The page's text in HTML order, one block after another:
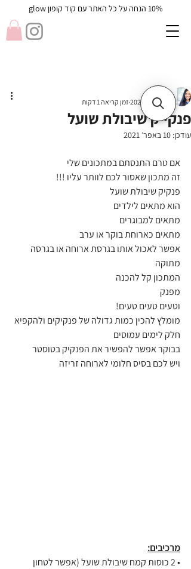
10% הנחה על כל האתר עם קוד קופון glow
פנקייק שיבולת שועל
Lilach
28 בינו׳ 2021
זמן קריאה 1 דקות
עודכן: 10 באפר׳ 2021
אם טרם התנסתם במתכונים שלי
זה מתכון שאסור לכם לוותר עליו !!!
פנקיק שיבולת שועל
הוא מתאים לילדים
מתאים למבוגרים
מתאים כארוחת בוקר או ערב
אפשר לאכול אותו בגרסת ארוחה או בגרסה
מתוקה
המתכון קל להכנה
מפנק
וטעים טעים טעים!
מומלץ להכין כמות גדולה של פנקיקים ולהקפיא
חלק לימים עמוסים
בבוקר אפשר להפשיר את הפנקיק בטוסטר
ויש לכם בסיס חלומי לארוחה זריזה
מרכיבים:
• 2 כוסות קמח שיבולת שועל (אפשר לטחון